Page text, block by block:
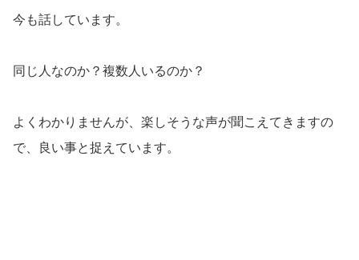
今も話しています。
同じ人なのか？複数人いるのか？
よくわかりませんが、楽しそうな声が聞こえてきますの
で、良い事と捉えています。